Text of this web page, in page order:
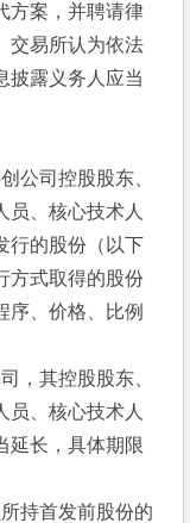
方案，并聘请律
交易所认为依法
披露义务人应当
公司控股股东、
员、核心技术人
行的股份（以下
方式取得的股份
序、价格、比例
，其控股股东、
员、核心技术人
延长，具体期限
持首发前股份的